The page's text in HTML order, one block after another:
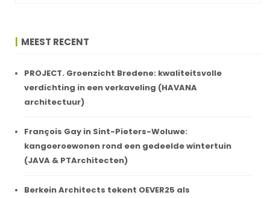
MEEST RECENT
PROJECT. Groenzicht Bredene: kwaliteitsvolle
verdichting in een verkaveling (HAVANA
architectuur)
François Gay in Sint-Pieters-Woluwe:
kangoeroewonen rond een gedeelde wintertuin
(JAVA & PTArchitecten)
Berkein Architects tekent OEVER25 als